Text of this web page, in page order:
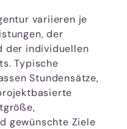
variieren je
der
der individuellen
Typische
Stundensätze,
gewünschte Ziele